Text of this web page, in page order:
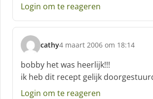
e
f
Login om te reageren
cathy
s
c
h
r
e
4 maart 2006 om 18:14
bobby het was heerlijk!!!
ik heb dit recept gelijk
Login om te reageren